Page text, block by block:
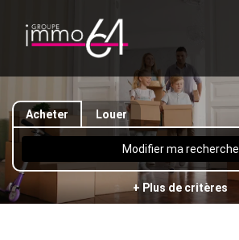
Acheter Louer
Modifier ma recherche
+ Plus de critères